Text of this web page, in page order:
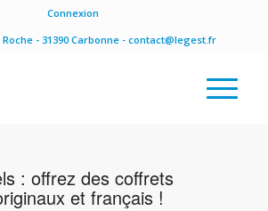
Connexion
- 31390 Carbonne - contact@legest.fr
: offrez des coffrets
et français !